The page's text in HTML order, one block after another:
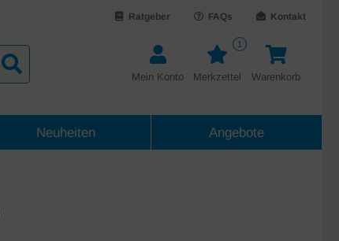
Kontakt
FAQs
Ratgeber
Warenkorb
Merkzettel
1
Mein Konto
Neuheiten Angebote